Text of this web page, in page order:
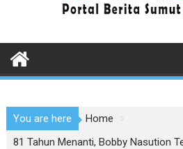
You are here
Home
81 Tahun Menanti, Bobby Nasution